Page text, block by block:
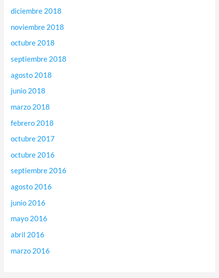
diciembre 2018
noviembre 2018
octubre 2018
septiembre 2018
agosto 2018
junio 2018
marzo 2018
febrero 2018
octubre 2017
octubre 2016
septiembre 2016
agosto 2016
junio 2016
mayo 2016
abril 2016
marzo 2016